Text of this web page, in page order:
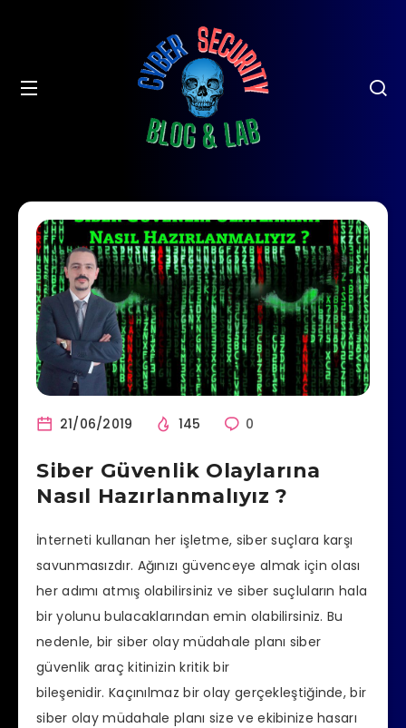
21/06/2019 145 0
Siber Güvenlik Olaylarına
Nasıl Hazırlanmalıyız ?
İnterneti kullanan her işletme, siber suçlara karşı
savunmasızdır. Ağınızı güvenceye almak için olası
her adımı atmış olabilirsiniz ve siber suçluların hala
bir yolunu bulacaklarından emin olabilirsiniz. Bu
nedenle, bir siber olay müdahale planı siber
güvenlik araç kitinizin kritik bir
bileşenidir. Kaçınılmaz bir olay gerçekleştiğinde, bir
siber olay müdahale planı size ve ekibinize hasarı